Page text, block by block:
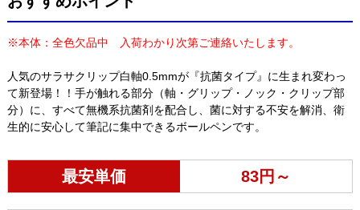
※本体：全色欠品中 入荷わかり次第ご連絡いたします。
人気のサラサクリップ白軸0.5mmが『抗菌タイプ』に生まれ変わっ
て新登場！！手が触れる部分（軸・グリップ・ノック・クリップ部
分）に、すべて無機系抗菌剤を配合し、菌に対する不安を解消、衛
生的に安心して筆記に集中できるボールペンです。
最安単価 83円～